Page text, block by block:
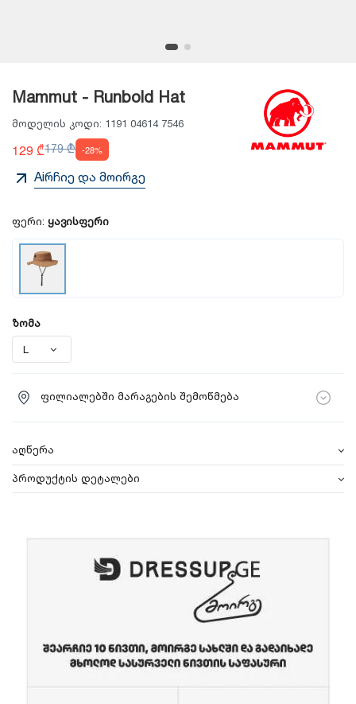
Mammut - Runbold Hat
მოდელის კოდი: 1191 04614 7546
129 ₾179 ₾ -28%
Aiრჩიე და მოირგე
ფერი: ყავისფერი
ზომა
ფილიალებში მარაგების შემოწმება
აღწერა
პროდუქტის დეტალები